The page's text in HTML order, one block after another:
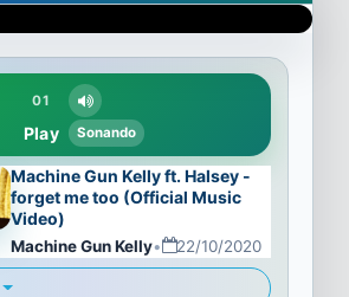
01
Play Sonando
Machine Gun Kelly ft. Halsey -
forget me too (Official Music
Video)
Machine Gun Kelly• 22/10/2020